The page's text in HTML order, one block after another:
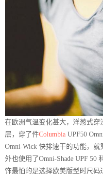
在欧洲气温变化甚大，洋葱式
层，穿了件Columbia UPF50
Omni-Wick 快排速干的功能，
外也使用了Omni-Shade UPF 50
饰最怕的是选择欧美版型时尺